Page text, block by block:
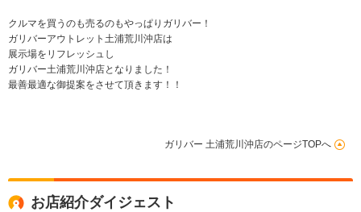
クルマを買うのも売るのもやっぱりガリバー！
ガリバーアウトレット土浦荒川沖店は
展示場をリフレッシュし
ガリバー土浦荒川沖店となりました！
最善最適な御提案をさせて頂きます！！
ガリバー 土浦荒川沖店のページTOPへ
お店紹介ダイジェスト